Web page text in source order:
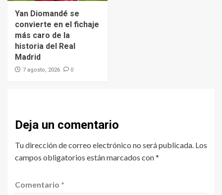
Yan Diomandé se
convierte en el fichaje
más caro de la
historia del Real
Madrid
7 agosto, 2026 0
Deja un comentario
Tu dirección de correo electrónico no será publicada. Los
campos obligatorios están marcados con*
Comentario *